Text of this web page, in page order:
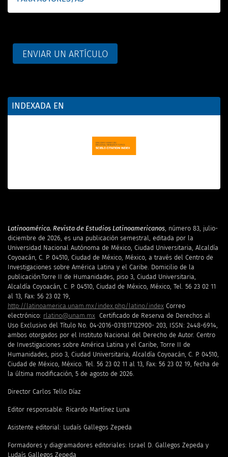
ENVIAR UN ARTÍCULO
INDEXADA EN
Latinoamérica. Revista de Estudios Latinoamericanos , número 83, julio-
diciembre de 2026, es una publicación semestral, editada por la
Universidad Nacional Autónoma de México, Ciudad Universitaria, Alcaldía
Coyoacán, C. P. 04510, Ciudad de México, México, a través del Centro de
Investigaciones sobre América Latina y el Caribe. Domicilio de la
publicación:Torre II de Humanidades, piso 3, Ciudad Universitaria,
Alcaldía Coyoacán, C. P. 04510, Ciudad de México, México, Tel. 56 23 02 11
al 13, Fax: 56 23 02 19,
http://latinoamerica.unam.mx/index.php/latino/index Correo
electrónico: rlatino@unam.mx Certificado de Reserva de Derechos al
Uso Exclusivo del Título No. 04-2016-031817122900- 203, ISSN: 2448-6914,
ambos otorgados por el Instituto Nacional del Derecho de Autor. Centro
de Investigaciones sobre América Latina y el Caribe, Torre II de
Humanidades, piso 3, Ciudad Universitaria, Alcaldía Coyoacán, C. P. 04510,
Ciudad de México, México. Tel. 56 23 02 11 al 13, Fax: 56 23 02 19, fecha de
la última modificación, 5 de agosto de 2026.
Director Carlos Tello Díaz
Editor responsable: Ricardo Martínez Luna
Asistente editorial: Ludaís Gallegos Zepeda
Formadores y diagramadores editoriales: Israel D. Gallegos Zepeda y
Ludaís Gallegos Zepeda